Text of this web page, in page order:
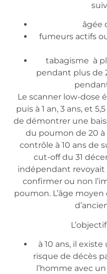
âgée
fumeurs actifs
tabagisme à
pendant plus de
Le scanner low-dose
puis à 1 an, 3 ans, et
de démontrer une
du poumon de 20 à
contrôle à 10 ans de
cut-off du 31
indépendant revoyait
confirmer ou non
poumon. L’âge
à 10 ans, il
risque de décès
l’homme avec